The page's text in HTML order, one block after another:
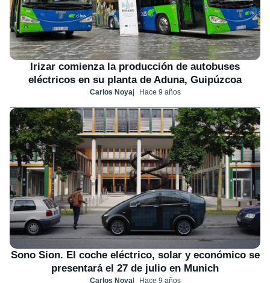
Irizar comienza la producción de autobuses
eléctricos en su planta de Aduna, Guipúzcoa
Carlos Noya Hace 9 años
Sono Sion. El coche eléctrico, solar y económico se
presentará el 27 de julio en Munich
Carlos Noya Hace 9 años